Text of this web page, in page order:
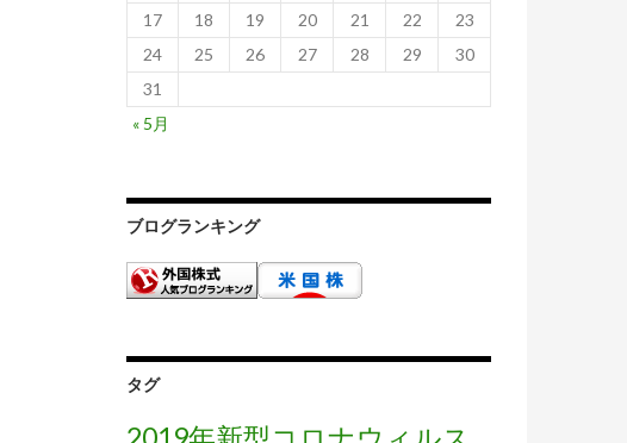
17
18 19 20 21 22
23
24
25 26 27 28 29
30
31
« 5月
ブログランキング
タグ